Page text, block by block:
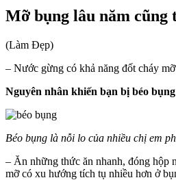
Mỡ bụng lâu năm cũng
(Làm Đẹp)
– Nước gừng có khả năng đốt cháy
Nguyên nhân khiến bạn bị béo bụng
Béo bụng là nỗi lo của nhiều chị em
– Ăn những thức ăn nhanh, đóng hộp
mỡ có xu hướng tích tụ nhiều hơn ở